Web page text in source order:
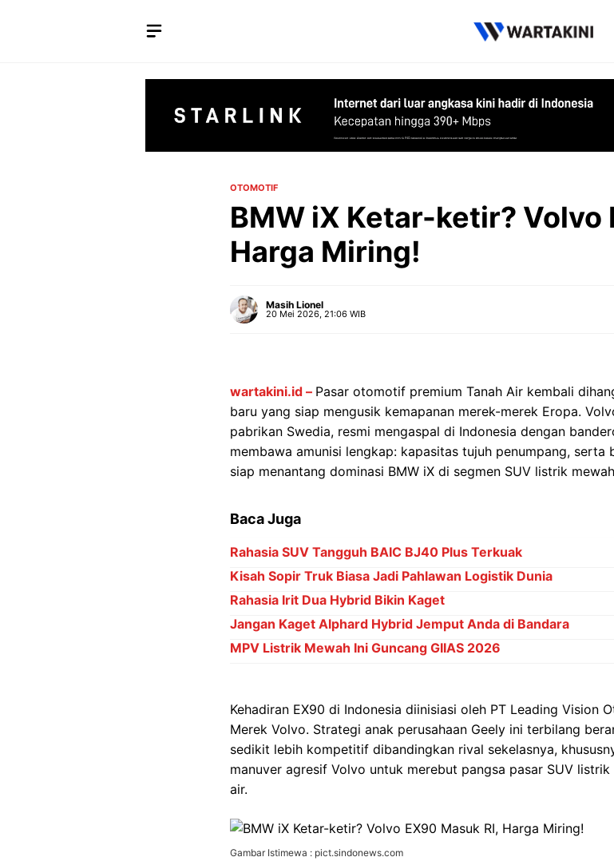
OTOMOTIF
BMW iX Ketar-ketir? Volvo
Harga Miring!
Masih Lionel
20 Mei 2026, 21:06 WIB
wartakini.id – Pasar otomotif premium Tanah Air kembali
baru yang siap mengusik kemapanan merek-merek Eropa.
pabrikan Swedia, resmi mengaspal di Indonesia dengan
membawa amunisi lengkap: kapasitas tujuh penumpang, serta
siap menantang dominasi BMW iX di segmen SUV listrik
Baca Juga
Rahasia SUV Tangguh BAIC BJ40 Plus Terkuak
Kisah Sopir Truk Biasa Jadi Pahlawan Logistik Dunia
Rahasia Irit Dua Hybrid Bikin Kaget
Jangan Kaget Alphard Hybrid Jemput Anda di Bandara
MPV Listrik Mewah Ini Guncang GIIAS 2026
Kehadiran EX90 di Indonesia diinisiasi oleh PT Leading Vision
Merek Volvo. Strategi anak perusahaan Geely ini terbilang
sedikit lebih kompetitif dibandingkan rival sekelasnya,
manuver agresif Volvo untuk merebut pangsa pasar SUV
air.
Gambar Istimewa : pict.sindonews.com